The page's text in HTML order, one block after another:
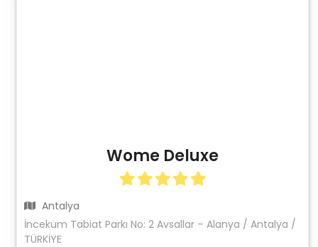
Wome Deluxe
Antalya
İncekum Tabiat Parkı No: 2 Avsallar – Alanya / Antalya /
TÜRKİYE